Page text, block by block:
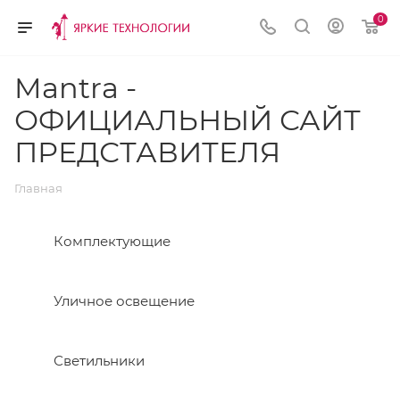
0
Mantra -
ОФИЦИАЛЬНЫЙ САЙТ
ПРЕДСТАВИТЕЛЯ
Главная
Комплектующие
Уличное освещение
Светильники